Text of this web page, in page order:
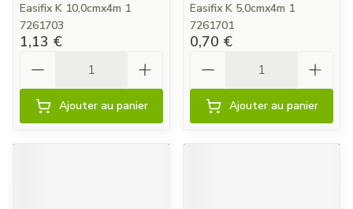
Easifix K 10,0cmx4m 1
7261703
1,13 €
Ajouter au panier
Easifix K 5,0cmx4m 1
7261701
0,70 €
Ajouter au panier